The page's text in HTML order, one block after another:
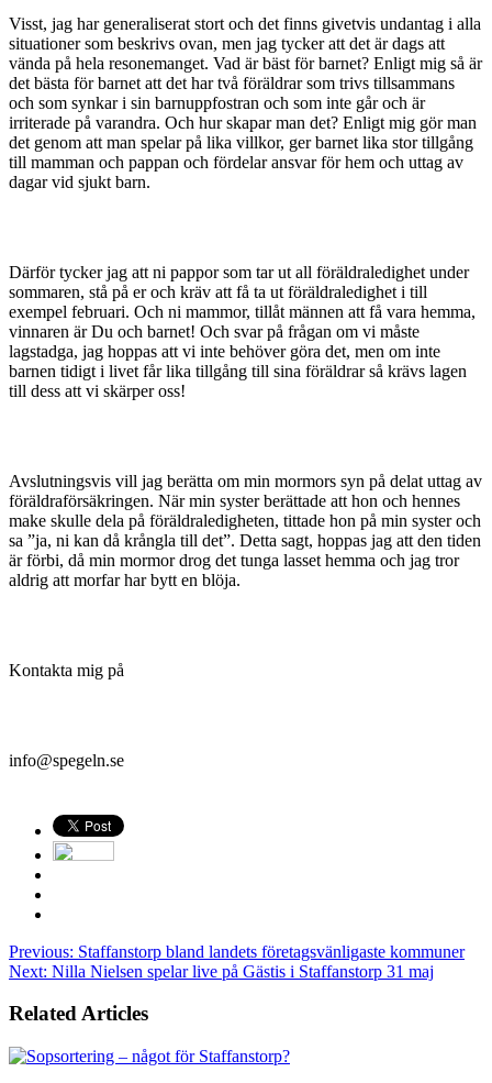
Visst, jag har generaliserat stort och det finns givetvis undantag i alla
situationer som beskrivs ovan, men jag tycker att det är dags att
vända på hela resonemanget. Vad är bäst för barnet? Enligt mig så är
det bästa för barnet att det har två föräldrar som trivs tillsammans
och som synkar i sin barnuppfostran och som inte går och är
irriterade på varandra. Och hur skapar man det? Enligt mig gör man
det genom att man spelar på lika villkor, ger barnet lika stor tillgång
till mamman och pappan och fördelar ansvar för hem och uttag av
dagar vid sjukt barn.
Därför tycker jag att ni pappor som tar ut all föräldraledighet under
sommaren, stå på er och kräv att få ta ut föräldraledighet i till
exempel februari. Och ni mammor, tillåt männen att få vara hemma,
vinnaren är Du och barnet! Och svar på frågan om vi måste
lagstadga, jag hoppas att vi inte behöver göra det, men om inte
barnen tidigt i livet får lika tillgång till sina föräldrar så krävs lagen
till dess att vi skärper oss!
Avslutningsvis vill jag berätta om min mormors syn på delat uttag av
föräldraförsäkringen. När min syster berättade att hon och hennes
make skulle dela på föräldraledigheten, tittade hon på min syster och
sa ”ja, ni kan då krångla till det”. Detta sagt, hoppas jag att den tiden
är förbi, då min mormor drog det tunga lasset hemma och jag tror
aldrig att morfar har bytt en blöja.
Kontakta mig på
info@spegeln.se
Previous: Staffanstorp bland landets företagsvänligaste kommuner
Next: Nilla Nielsen spelar live på Gästis i Staffanstorp 31 maj
Related Articles